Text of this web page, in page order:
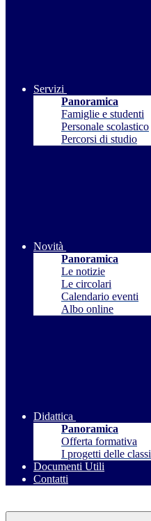
Servizi
Panoramica
Famiglie e studenti
Personale scolastico
Percorsi di studio
Novità
Panoramica
Le notizie
Le circolari
Calendario eventi
Albo online
Didattica
Panoramica
Offerta formativa
I progetti delle classi
Documenti Utili
Contatti